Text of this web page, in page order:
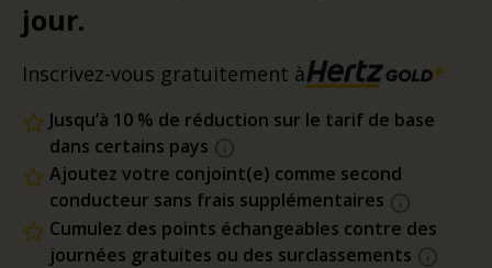
jour.
Inscrivez-vous gratuitement à
Jusqu’à 10 % de réduction sur le tarif de base
dans certains pays
Ajoutez votre conjoint(e) comme second
conducteur sans frais supplémentaires
Cumulez des points échangeables contre des
journées gratuites ou des surclassements